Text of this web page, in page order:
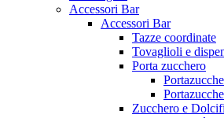
Accessori Bar
Accessori Bar
Tazze coordinate
Tovaglioli e
Porta zucchero
Zucchero e